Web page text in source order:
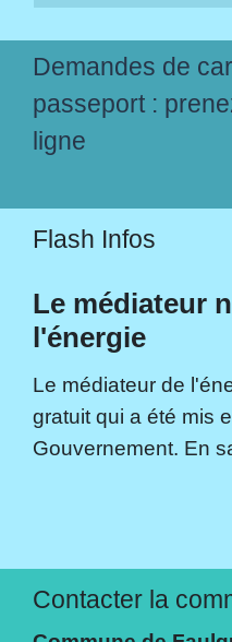
Demandes de
passeport :
ligne
Flash Infos
Le médiateur
l'énergie
Le médiateur de
gratuit qui a été mis
Gouvernement. En
Contacter la